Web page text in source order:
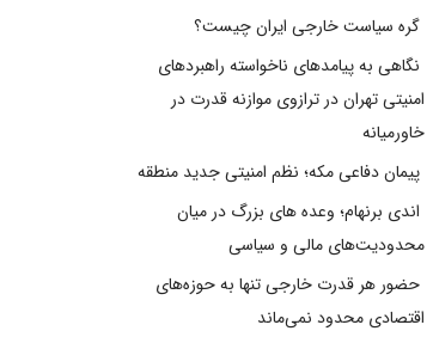
گره سیاست خارجی ایران چیست؟
نگاهی به پیامدهای ناخواسته راهبردهای
امنیتی تهران در ترازوی موازنه قدرت در
خاورمیانه
پیمان دفاعی مکه؛ نظم امنیتی جدید منطقه
اندی برنهام؛ وعده های بزرگ در میان
محدودیت‌های مالی و سیاسی
حضور هر قدرت خارجی تنها به حوزه‌های
اقتصادی محدود نمی‌ماند